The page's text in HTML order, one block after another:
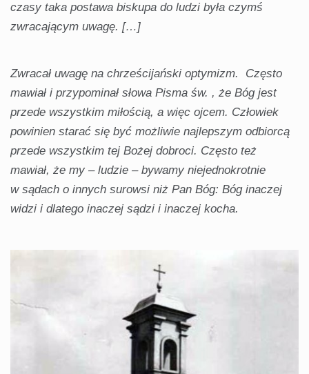
czasy taka postawa biskupa do ludzi była czymś
zwracającym uwagę. […]
Zwracał uwagę na chrześcijański optymizm. Często
mawiał i przypominał słowa Pisma św. , że Bóg jest
przede wszystkim miłością, a więc ojcem. Człowiek
powinien starać się być możliwie najlepszym odbiorcą
przede wszystkim tej Bożej dobroci. Często też
mawiał, że my – ludzie – bywamy niejednokrotnie
w sądach o innych surowsi niż Pan Bóg: Bóg inaczej
widzi i dlatego inaczej sądzi i inaczej kocha.